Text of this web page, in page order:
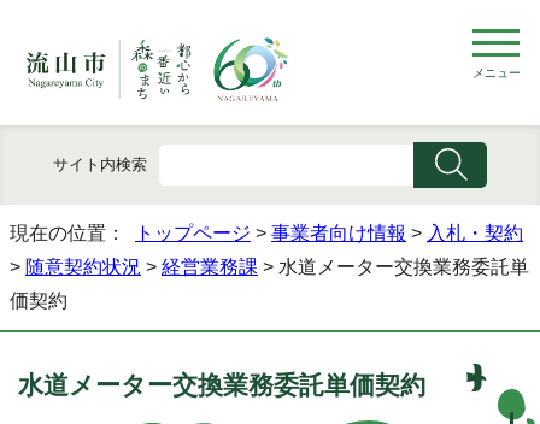
メニュー
サイト内検索
現在の位置： トップページ > 事業者向け情報 > 入札・契約
> 随意契約状況 > 経営業務課 > 水道メーター交換業務委託単
価契約
水道メーター交換業務委託単価契約